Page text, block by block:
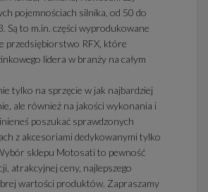
pojemnościach silnika, od 50 do
Są to m.in. części wyprodukowane
przedsiębiorstwo RFX, które
lidera w branży na całym
tylko na sprzęcie w jak najbardziej
ale również na jakości wykonania i
poszukać sprawdzonych
z akcesoriami dedykowanymi tylko
sklepu Motosati to pewność
atrakcyjnej ceny, najlepszego
wartości produktów. Zapraszamy